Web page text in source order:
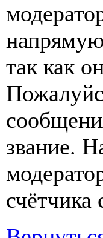
так как
звание.